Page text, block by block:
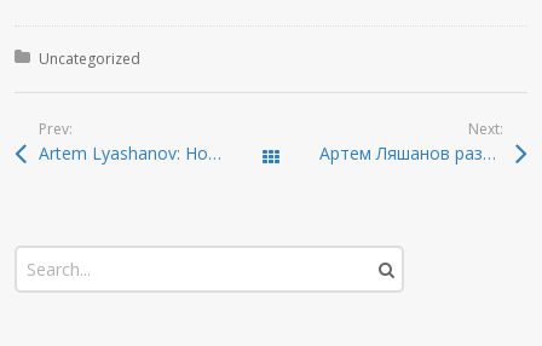
Posted in:
Uncategorized
Prev:
Artem Lyashanov: How artificial intelligence changes the rules of the game in banking compliance Todas las entradas
Next:
Артем Ляшанов разбирает сдвиг в SAP за последние годы